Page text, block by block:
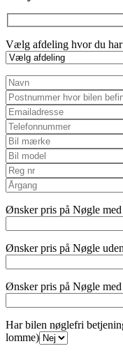
Vælg afdeling hvor du
Ønsker pris på Nøgle
Ønsker pris på Nøgle
Ønsker pris på Nøgle
Har bilen nøglefri
lomme)